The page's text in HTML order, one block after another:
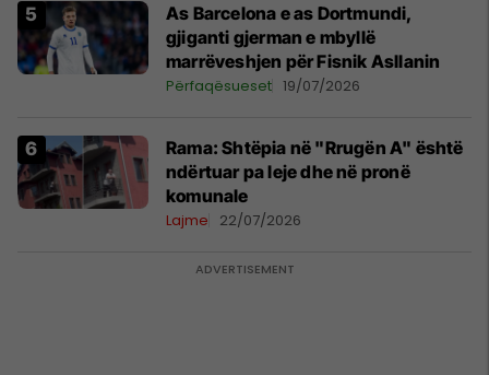
As Barcelona e as Dortmundi,
gjiganti gjerman e mbyllë
marrëveshjen për Fisnik Asllanin
Përfaqësueset 19/07/2026
Rama: Shtëpia në "Rrugën A" është
ndërtuar pa leje dhe në pronë
komunale
Lajme 22/07/2026